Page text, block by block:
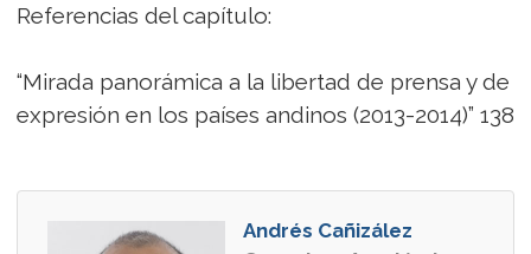
Referencias del capítulo:
“Mirada panorámica a la libertad de prensa y de
expresión en los países andinos (2013-2014)” 138
Andrés Cañizález